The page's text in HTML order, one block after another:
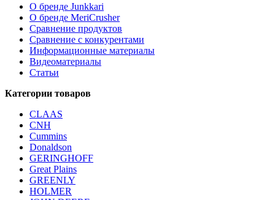
О бренде Junkkari
О бренде MeriCrusher
Сравнение продуктов
Сравнение с конкурентами
Информационные материалы
Видеоматериалы
Статьи
Категории товаров
CLAAS
CNH
Cummins
Donaldson
GERINGHOFF
Great Plains
GREENLY
HOLMER